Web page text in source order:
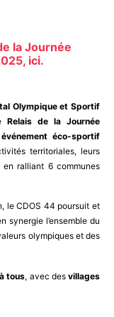
la Journée
ici.
Olympique et Sportif
Relais de la Journée
éco-sportif
territoriales, leurs
en ralliant 6 communes
le CDOS 44 poursuit et
synergie l’ensemble du
olympiques et des
tous, avec desvillages